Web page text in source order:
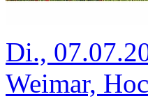
Di.,
Weimar,